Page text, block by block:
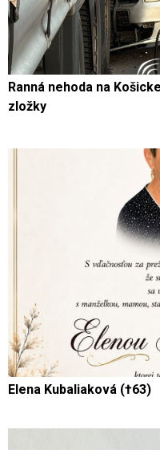
Ranná nehoda na
zložky
Elena Kubaliaková (†63)